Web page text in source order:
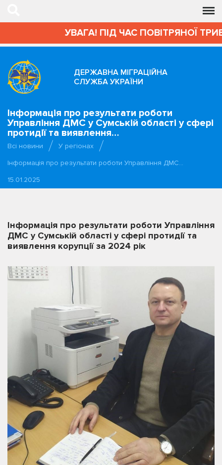
УВАГА! ПІД ЧАС ПОВІТРЯНОЇ
ДЕРЖАВНА МІГРАЦІЙНА
СЛУЖБА УКРАЇНИ
Інформація про результати роботи
Управління ДМС у Сумській області у сфері
протидії та виявлення…
Всі новини
У регіонах
Інформація про результати роботи Управління ДМС…
15.01.2025
Інформація про результати роботи Управління
ДМС у Сумській області у сфері протидії та
виявлення корупції за 2024 рік